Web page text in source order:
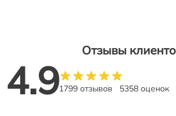
Отзывы
4.91799 отзывов 5358 оценок